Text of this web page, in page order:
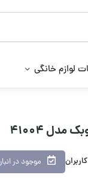
لوازم خانگی
41004
موجود در انبار